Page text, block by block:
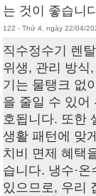
는 것이 좋습니
122 - Thứ 4, ngày 22/04/
직수정수기 렌
위생, 관리 방식
기는 물탱크 없
을 줄일 수 있어
호됩니다. 또한
생활 패턴에 맞
치비 면제 혜택
습니다. 냉수·
있으므로, 우리